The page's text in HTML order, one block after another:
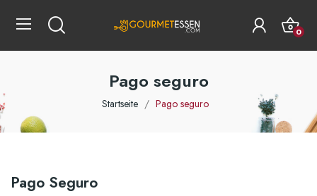
0
Pago seguro
Startseite Pago seguro
Pago Seguro